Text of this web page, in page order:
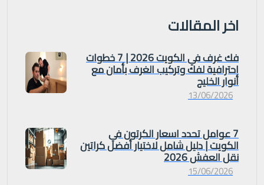
اخر المقالات
فك غرف في الكويت 2026 | 7 خطوات
احترافية لفك وتركيب الغرف بأمان مع
أنوار الخليج
13/06/2026
7 عوامل تحدد اسعار الكرتون في
الكويت | دليل شامل لاختيار أفضل كراتين
نقل العفش 2026
15/06/2026